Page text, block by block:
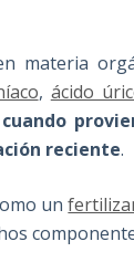
materia
, ácido
reciente.
un